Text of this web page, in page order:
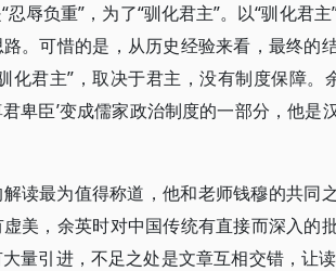
辱负重”，为了“驯化君主”。以“驯化君
路。可惜的是，从历史经验来看，最终的
化君主”，取决于君主，没有制度保障。
君卑臣’变成儒家政治制度的一部分，他是
读最为值得称道，他和老师钱穆的共同
美，余英时对中国传统有直接而深入的
量引进，不足之处是文章互相交错，让